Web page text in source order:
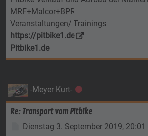
MRF+Malcor+BPR
Veranstaltungen/ Trainings
https://pitbike1.de
Pitbike1.de
-Meyer Kurt- Offline
Re: Transport vom Pitbike
Beitrag
Dienstag 3. September 2019, 20:01